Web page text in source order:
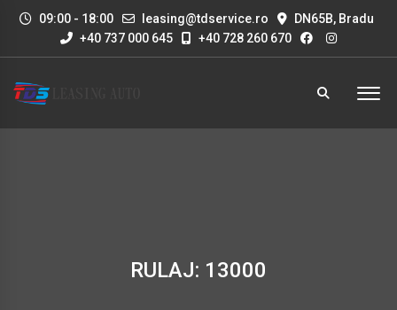
09:00 - 18:00 leasing@tdservice.ro
DN65B, Bradu
+40 737 000 645
+40 728 260 670
RULAJ: 13000